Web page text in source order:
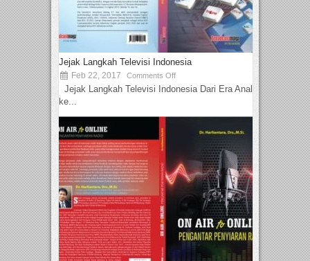
Jejak Langkah Televisi Indonesia
Feb 22, 2017 Comments Off
Jejak Langkah Televisi Indonesia Dari Era Analog
ke...